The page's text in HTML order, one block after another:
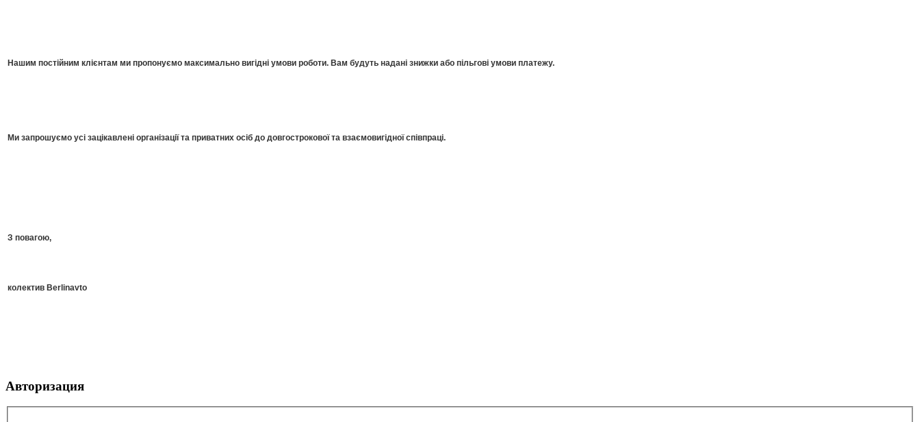
Нашим постійним клієнтам ми пропонуємо максимально вигідні умови роботи. Вам будуть надані знижки або пільгові умови платежу.
Ми запрошуємо усі зацікавлені організації та приватних осіб до довгострокової та взаємовигідної співпраці.
З повагою,
колектив Berlinavto
Авторизация